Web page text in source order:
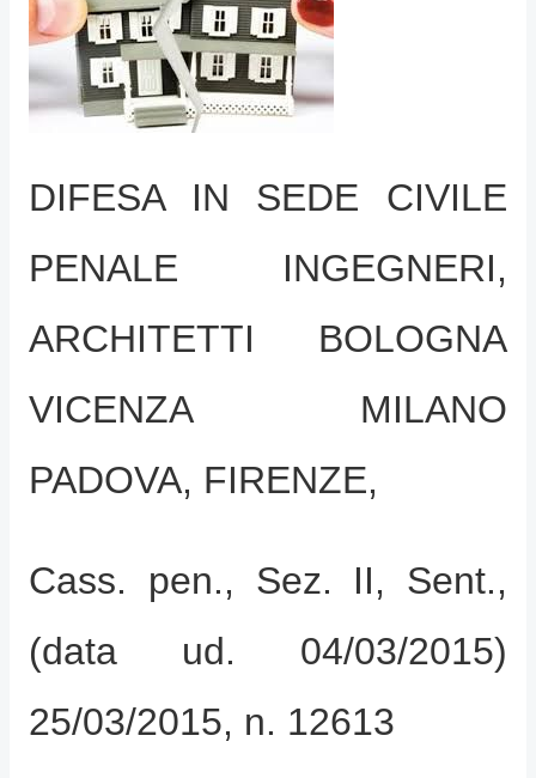
DIFESA IN SEDE CIVILE
PENALE INGEGNERI,
ARCHITETTI BOLOGNA
VICENZA MILANO
PADOVA, FIRENZE,
Cass. pen., Sez. II, Sent.,
(data ud. 04/03/2015)
25/03/2015, n. 12613